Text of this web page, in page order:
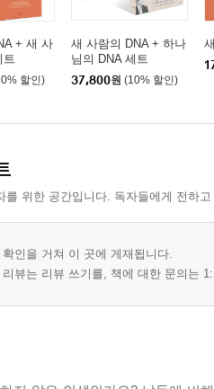
+ 새 사
트
할인)
새 사람의 DNA + 하나
님의 DNA 세트
37,800원 (10% 할인)
를 위한 공간입니다. 독자들에게 전하
인을 거쳐 이 곳에 게재됩니다.
리뷰는 리뷰 쓰기를, 책에 대한 문의는